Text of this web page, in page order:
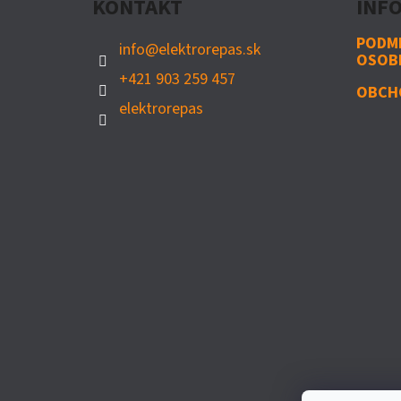
KONTAKT
info@elektrorepas.sk
+421 903 259 457
elektrorepas